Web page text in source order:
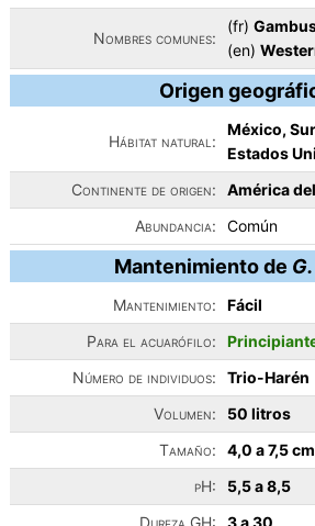
Nombres comunes:
(fr)
(en)
Origen
Hábitat natural:
México,
Estados
Continente de origen:
América
Abundancia:
Común
Mantenimiento de
Mantenimiento:
Fácil
Para el acuarófilo:
Número de individuos:
Trio-Harén
Volumen:
50 litros
Tamaño:
4,0 a 7,5 cm
pH:
5,5 a 8,5
Dureza GH:
3 a 30